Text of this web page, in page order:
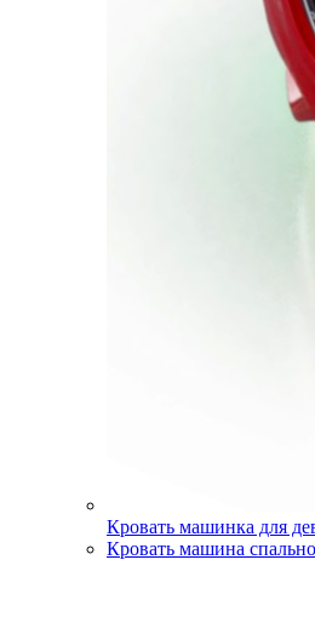
Кровать машинка для
Кровать машина